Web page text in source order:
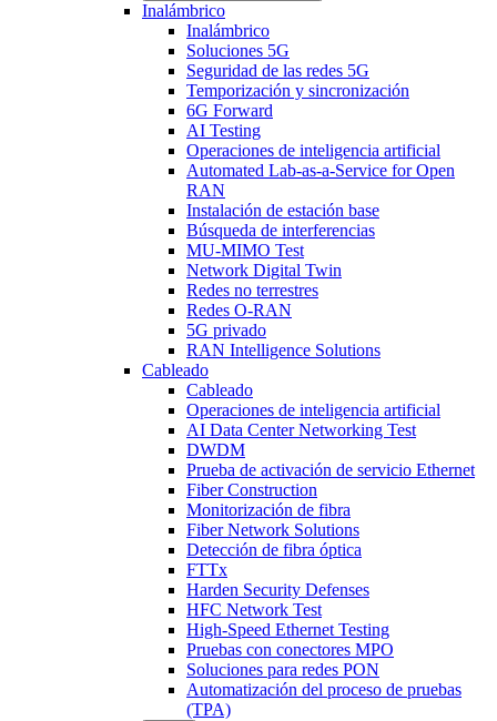
Inalámbrico
Inalámbrico
Soluciones 5G
Seguridad de las redes 5G
Temporización y sincronización
6G Forward
AI Testing
Operaciones de inteligencia artificial
Automated Lab-as-a-Service for Open
RAN
Instalación de estación base
Búsqueda de interferencias
MU-MIMO Test
Network Digital Twin
Redes no terrestres
Redes O-RAN
5G privado
RAN Intelligence Solutions
Cableado
Cableado
Operaciones de inteligencia artificial
AI Data Center Networking Test
DWDM
Prueba de activación de servicio Ethernet
Fiber Construction
Monitorización de fibra
Fiber Network Solutions
Detección de fibra óptica
FTTx
Harden Security Defenses
HFC Network Test
High-Speed Ethernet Testing
Pruebas con conectores MPO
Soluciones para redes PON
Automatización del proceso de pruebas
(TPA)